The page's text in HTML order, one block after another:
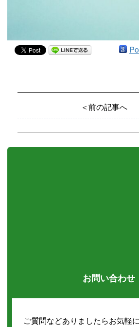
＜前の記事へ
お問い合わせ
ご質問などありましたらお気軽